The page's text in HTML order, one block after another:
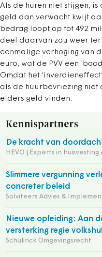
Als de huren niet stijgen,
geld dan verwacht kwijt
bedrag loopt op tot 492
deel daarvan zou weer
eenmalige verhoging van
euro, wat de PVV een
Omdat het
als de huurbevriezing niet
elders geld vinden.
Kennispartners
De kracht van
HEVO | Experts in
Slimmere vergunning
concreter beleid
Solviteers Advies &
Nieuwe opleiding: Aan
versterking regie
Schulinck Omgevingsrecht